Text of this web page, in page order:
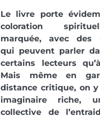
Le livre porte
coloration
marquée, avec des
qui peuvent parler
certains lecteurs
Mais même en
distance critique, on
imaginaire riche,
collective de